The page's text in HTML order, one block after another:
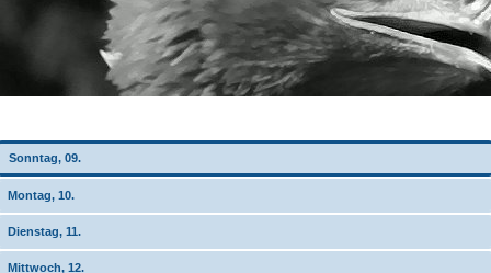
Sonntag, 09.
Montag, 10.
Dienstag, 11.
Mittwoch, 12.